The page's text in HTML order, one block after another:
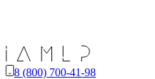
8 (800) 700-41-98